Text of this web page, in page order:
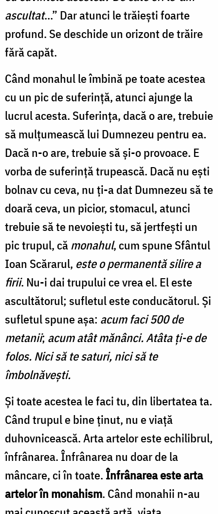
ascultat...” Dar atunci le trăiești foarte
profund. Se deschide un orizont de trăire
fără capăt.
Când monahul le îmbină pe toate acestea
cu un pic de suferință, atunci ajunge la
lucrul acesta. Suferința, dacă o are, trebuie
să mulțumească lui Dumnezeu pentru ea.
Dacă n-o are, trebuie să și-o provoace. E
vorba de suferință trupească. Dacă nu ești
bolnav cu ceva, nu ți-a dat Dumnezeu să te
doară ceva, un picior, stomacul, atunci
trebuie să te nevoiești tu, să jertfești un
pic trupul, cămonahul, cum spune Sfântul
Ioan Scărarul, este o permanentă silire a
firii. Nu-i dai trupului ce vrea el. El este
ascultătorul; sufletul este conducătorul. Și
sufletul spune așa: acum faci 500 de
metanii; acum atât mănânci. Atâta ți-e de
folos. Nici să te saturi, nici să te
îmbolnăvești.
Și toate acestea le faci tu, din libertatea ta.
Când trupul e bine ținut, nu e viață
duhovnicească. Arta artelor este echilibrul,
înfrânarea. Înfrânarea nu doar de la
mâncare, ci în toate.Înfrânarea este arta
artelor în monahism. Când monahii n-au